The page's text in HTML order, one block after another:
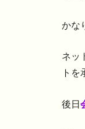
かな
ネッ
トを
後日